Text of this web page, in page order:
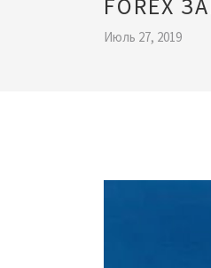
Июль 27, 2019